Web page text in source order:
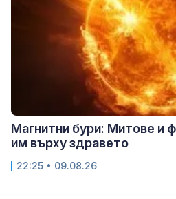
Магнитни бури: Митове и
им върху здравето
22:25 • 09.08.26